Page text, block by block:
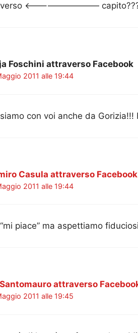
verso <—————————
Foschini attraverso Facebook
2011 alle 19:44
siamo con voi anche da Gorizia!!!
Casula attraverso Facebook
2011 alle 19:44
“mi piace” ma aspettiamo
attraverso
2011 alle 19:45